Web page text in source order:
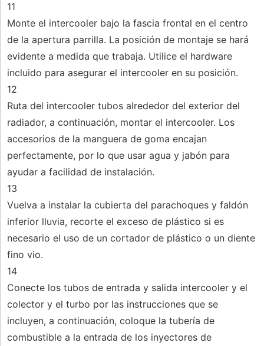
11
Monte el intercooler bajo la fascia frontal en el centro
de la apertura parrilla. La posición de montaje se hará
evidente a medida que trabaja. Utilice el hardware
incluido para asegurar el intercooler en su posición.
12
Ruta del intercooler tubos alrededor del exterior del
radiador, a continuación, montar el intercooler. Los
accesorios de la manguera de goma encajan
perfectamente, por lo que usar agua y jabón para
ayudar a facilidad de instalación.
13
Vuelva a instalar la cubierta del parachoques y faldón
inferior lluvia, recorte el exceso de plástico si es
necesario el uso de un cortador de plástico o un diente
fino vio.
14
Conecte los tubos de entrada y salida intercooler y el
colector y el turbo por las instrucciones que se
incluyen, a continuación, coloque la tubería de
combustible a la entrada de los inyectores de